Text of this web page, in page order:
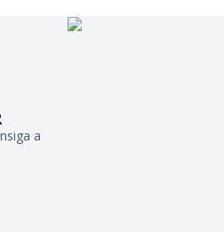
a